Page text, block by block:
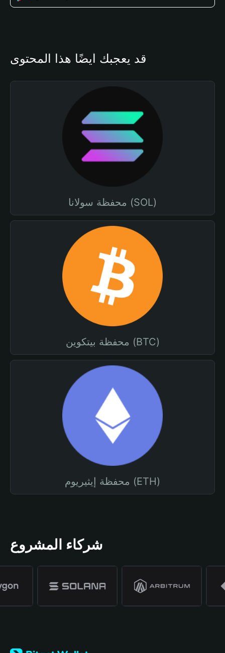
قد يعجبك أيضًا هذا المحتوى
محفظة سولانا (SOL)
محفظة بيتكوين (BTC)
محفظة إيثيريوم (ETH)
شركاء المشروع